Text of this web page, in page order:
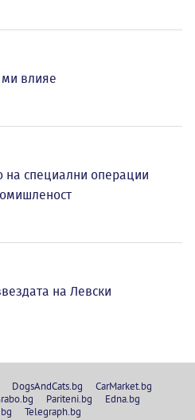
влияе
на специални операции
на Левски
DogsAndCats.bg
CarMarket.bg
Pariteni.bg
Edna.bg
Telegraph.bg